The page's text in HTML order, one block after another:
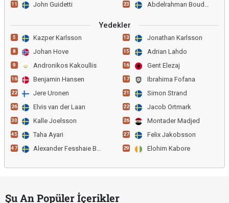
11 John Guidetti 23 Abdelrahman Boudah
Yedekler
5 Kazper Karlsson
8 Johan Hove
9 Andronikos Kakoullis
16 Benjamin Hansen
22 Jere Uronen
26 Elvis van der Laan
30 Kalle Joelsson
45 Taha Ayari
47 Alexander Fesshaie Beraki
13 Jonathan Karlsson
15 Adrian Lahdo
16 Gent Elezaj
17 Ibrahima Fofana
21 Simon Strand
22 Jacob Ortmark
26 Montader Madjed
27 Felix Jakobsson
29 Elohim Kabore
Şu An Popüler İçerikler